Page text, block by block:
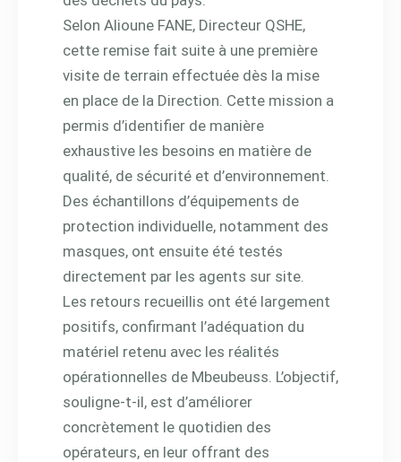
Selon Alioune FANE, Directeur QSHE,
cette remise fait suite à une première
visite de terrain effectuée dès la mise
en place de la Direction. Cette mission a
permis d’identifier de manière
exhaustive les besoins en matière de
qualité, de sécurité et d’environnement.
Des échantillons d’équipements de
protection individuelle, notamment des
masques, ont ensuite été testés
directement par les agents sur site.
Les retours recueillis ont été largement
positifs, confirmant l’adéquation du
matériel retenu avec les réalités
opérationnelles de Mbeubeuss. L’objectif,
souligne-t-il, est d’améliorer
concrètement le quotidien des
opérateurs, en leur offrant des